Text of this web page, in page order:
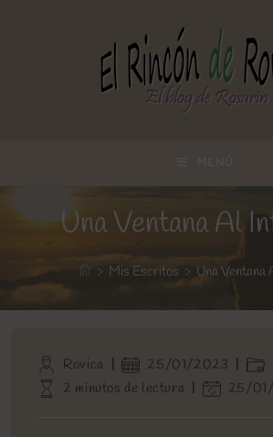
Una Ventana Al
> Mis Escritos > Una
Autor
de
la
Rovica
Publicación
de
la
25/01/2023
de
la
Tiempo2 minutos de lectura
Última25/